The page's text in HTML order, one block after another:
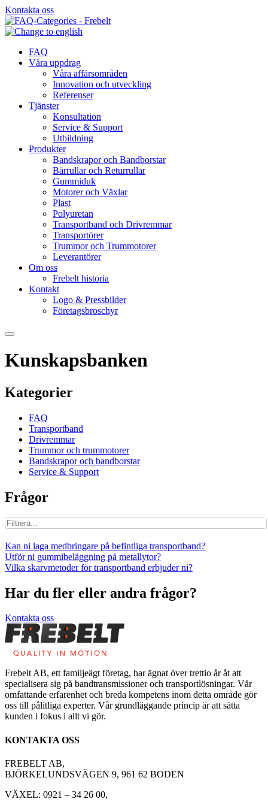
Hoppa
till
innehållet
Kontakta oss
FAQ
Våra uppdrag
Våra affärsområden
Innovation och utveckling
Referenser
Tjänster
Konsultation
Service & Support
Utbildning
Produkter
Bandskrapor och Bandborstar
Bärrullar och Returrullar
Gummiduk
Motorer och Växlar
Plast
Polyuretan
Transportband och Drivremmar
Transportörer
Trummor och Trummotorer
Leverantörer
Om oss
Frebelt historia
Kontakt
Logo & Pressbilder
Företagsbroschyr
Kunskapsbanken
Kategorier
FAQ
Transportband
Drivremmar
Trummor och trummotorer
Bandskrapor och bandborstar
Service & Support
Frågor
Kan ni laga medbringare på befintliga transportband?
Utför ni gummibeläggning på metallytor?
Vilka skarvmetoder för transportband erbjuder ni?
Har du fler eller andra frågor?
Kontakta oss
Frebelt AB, ett familjeägt företag, har ägnat över trettio år åt att
specialisera sig på bandtransmissioner och transportlösningar. Vår
omfattande erfarenhet och breda kompetens inom detta område gör
oss till pålitliga experter. Vår grundläggande princip är att sätta
kunden i fokus i allt vi gör.
KONTAKTA OSS
FREBELT AB,
BJÖRKELUNDSVÄGEN 9, 961 62 BODEN
VÄXEL: 0921 – 34 26 00,